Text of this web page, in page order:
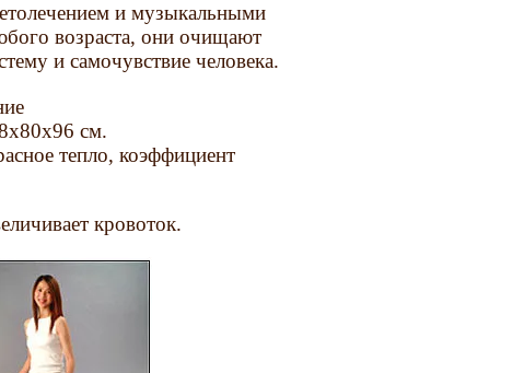
и музыкальными
возраста, они очищают
и самочувствие человека.
см.
тепло, коэффициент
кровоток.